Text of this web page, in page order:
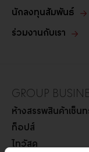
GROUP
ห้างสรรพสินค้าเซ็น
ท็อปส์
ไทวัสดุ
นักลงทุนสัมพันธ์
ร่วมงานกับเรา